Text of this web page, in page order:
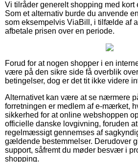
Vi tilråder generelt shopping med kort
Som et alternativ burde du anvende
som eksempelvis ViaBill, i tilfælde af
afbetale prisen over en periode.
Forud for at nogen shopper i en
være på den sikre side få overblik
betingelser, dog er det tit ikke videre
Alternativet kan være at se nærmere
forretningen er medlem af e-mærket,
sikkerhed for at online webshoppen
officielle danske lovgivning, foruden
regelmæssigt gennemses af
gældende bestemmelser. Derudover
support, såfremt du møder besvær i
shopping.